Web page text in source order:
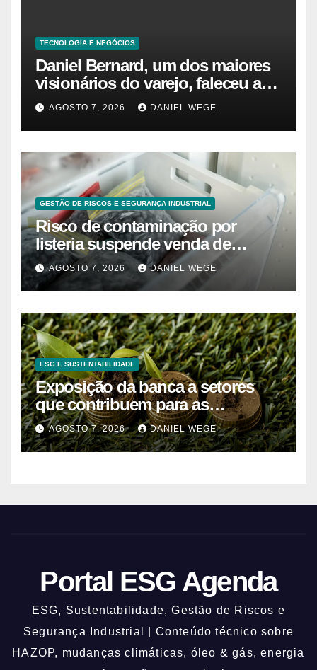
TECNOLOGIA E NEGÓCIOS
Daniel Bernard, um dos maiores
visionários do varejo, faleceu aos
80 anos – Sincovaga Notícias
AGOSTO 7, 2026 DANIEL WEGE
GESTÃO DE RISCOS E SEGURANÇA INDUSTRIAL
Risco de contaminação por
listeria suspende venda de
mirtilos em fábricas da América
do Norte – Mix Vale
AGOSTO 7, 2026 DANIEL WEGE
ESG E SUSTENTABILIDADE
Exposição da banca a setores
que contribuem para as
alterações climáticas mantém-se
nos 62%
AGOSTO 7, 2026 DANIEL WEGE
Portal ESG Agenda
ESG, Sustentabilidade, Gestão de Riscos e
Segurança Industrial | Conteúdo técnico sobre
HAZOP, mudanças climáticas, óleo & gás, energia